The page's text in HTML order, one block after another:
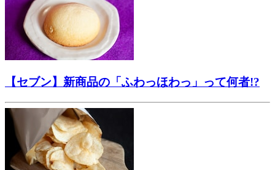
【セブン】新商品の「ふわっほわっ」って何者!?